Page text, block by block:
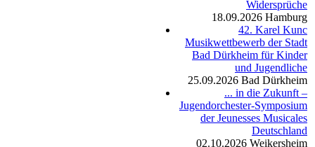
Widersprüche
18.09.2026 Hamburg
42. Karel Kunc
Musikwettbewerb der Stadt
Bad Dürkheim für Kinder
und Jugendliche
25.09.2026 Bad Dürkheim
... in die Zukunft –
Jugendorchester-Symposium
der Jeunesses Musicales
Deutschland
02.10.2026 Weikersheim